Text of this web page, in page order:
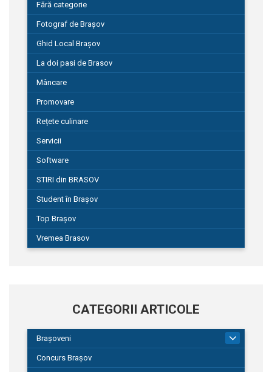
Fără categorie
Fotograf de Brașov
Ghid Local Brașov
La doi pasi de Brasov
Mâncare
Promovare
Rețete culinare
Servicii
Software
STIRI din BRASOV
Student în Brașov
Top Brașov
Vremea Brasov
CATEGORII ARTICOLE
Brașoveni
Concurs Brașov